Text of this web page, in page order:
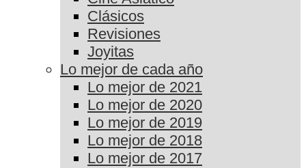
Clásicos
Revisiones
Joyitas
Lo mejor de cada año
Lo mejor de 2021
Lo mejor de 2020
Lo mejor de 2019
Lo mejor de 2018
Lo mejor de 2017